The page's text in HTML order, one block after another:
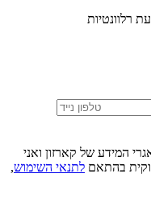
רלוונטיות
המידע של קארזון ואני
בהתאם לתנאי השימוש,